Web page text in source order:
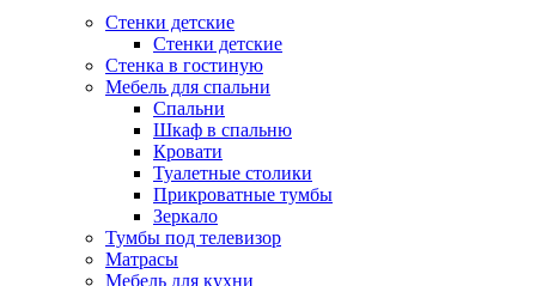
Стенки детские
Стенки детские
Стенка в гостиную
Мебель для спальни
Спальни
Шкаф в спальню
Кровати
Туалетные столики
Прикроватные тумбы
Зеркало
Тумбы под телевизор
Матрасы
Мебель для кухни